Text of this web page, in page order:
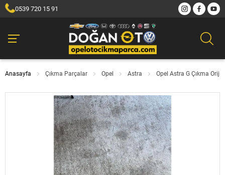
0539 720 15 91
Anasayfa Çıkma Parçalar Opel Astra Opel Astra G Çıkma